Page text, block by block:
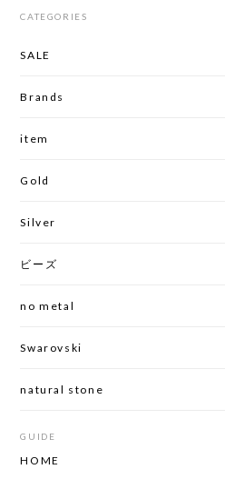
CATEGORIES
SALE
Brands
item
Gold
Silver
ビーズ
no metal
Swarovski
natural stone
GUIDE
HOME